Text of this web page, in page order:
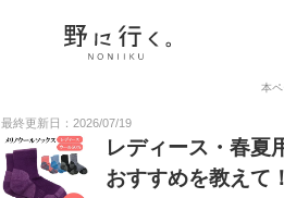
本
最終更新日：2026/07/19
レディース・春夏
おすすめを教えて